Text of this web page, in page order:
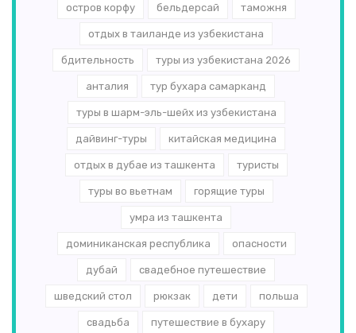
остров корфу бельдерсай таможня
отдых в таиланде из узбекистана
бдительность туры из узбекистана 2026
анталия тур бухара самарканд
туры в шарм-эль-шейх из узбекистана
дайвинг-туры китайская медицина
отдых в дубае из ташкента туристы
туры во вьетнам горящие туры
умра из ташкента
доминиканская республика опасности
дубай свадебное путешествие
шведский стол рюкзак дети польша
свадьба путешествие в бухару